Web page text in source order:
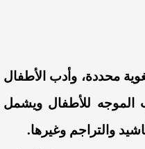
محددة، وأدب الأطفال
الموجه للأطفال ويشمل
والتراجم وغيرها.